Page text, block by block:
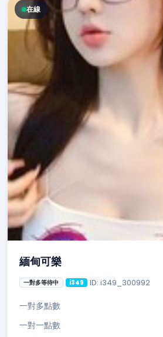
在線
緬甸可樂
一對多等待中 i349 ID: i349_300992
一對多點數
一對一點數